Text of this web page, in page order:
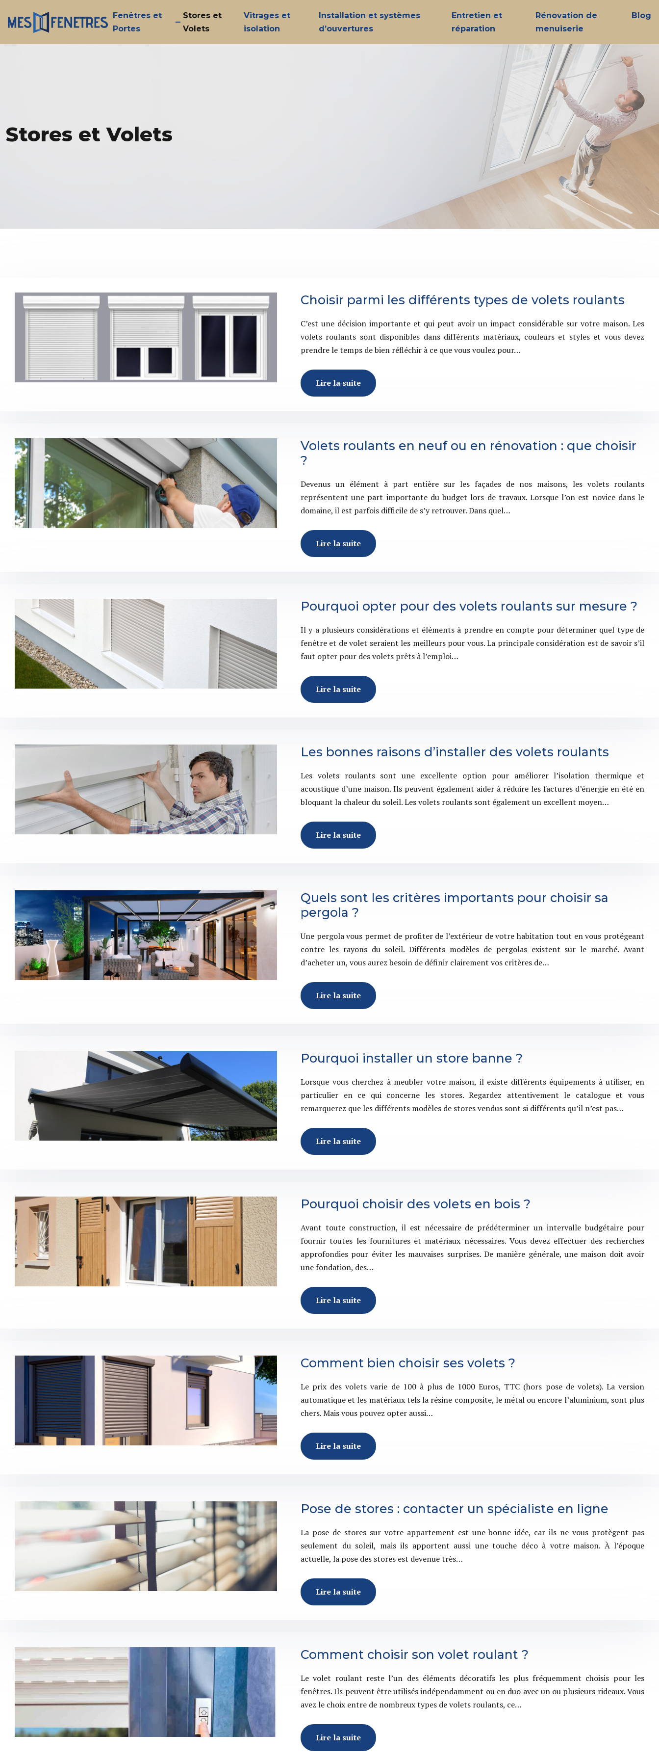
Fenêtres et
Portes
Stores et
Volets
Vitrages et
isolation
Installation et systèmes
d’ouvertures
Entretien et
réparation
Rénovation de
menuiserie
Blog
Stores et Volets
Choisir parmi les différents types de volets roulants
C’est une décision importante et qui peut avoir un impact considérable sur votre maison. Les
volets roulants sont disponibles dans différents matériaux, couleurs et styles et vous devez
prendre le temps de bien réfléchir à ce que vous voulez pour…
Lire la suite
Volets roulants en neuf ou en rénovation : que choisir
?
Devenus un élément à part entière sur les façades de nos maisons, les volets roulants
représentent une part importante du budget lors de travaux. Lorsque l’on est novice dans le
domaine, il est parfois difficile de s’y retrouver. Dans quel…
Lire la suite
Pourquoi opter pour des volets roulants sur mesure ?
Il y a plusieurs considérations et éléments à prendre en compte pour déterminer quel type de
fenêtre et de volet seraient les meilleurs pour vous. La principale considération est de savoir s’il
faut opter pour des volets prêts à l’emploi…
Lire la suite
Les bonnes raisons d’installer des volets roulants
Les volets roulants sont une excellente option pour améliorer l’isolation thermique et
acoustique d’une maison. Ils peuvent également aider à réduire les factures d’énergie en été en
bloquant la chaleur du soleil. Les volets roulants sont également un excellent moyen…
Lire la suite
Quels sont les critères importants pour choisir sa
pergola ?
Une pergola vous permet de profiter de l’extérieur de votre habitation tout en vous protégeant
contre les rayons du soleil. Différents modèles de pergolas existent sur le marché. Avant
d’acheter un, vous aurez besoin de définir clairement vos critères de…
Lire la suite
Pourquoi installer un store banne ?
Lorsque vous cherchez à meubler votre maison, il existe différents équipements à utiliser, en
particulier en ce qui concerne les stores. Regardez attentivement le catalogue et vous
remarquerez que les différents modèles de stores vendus sont si différents qu’il n’est pas…
Lire la suite
Pourquoi choisir des volets en bois ?
Avant toute construction, il est nécessaire de prédéterminer un intervalle budgétaire pour
fournir toutes les fournitures et matériaux nécessaires. Vous devez effectuer des recherches
approfondies pour éviter les mauvaises surprises. De manière générale, une maison doit avoir
une fondation, des…
Lire la suite
Comment bien choisir ses volets ?
Le prix des volets varie de 100 à plus de 1000 Euros, TTC (hors pose de volets). La version
automatique et les matériaux tels la résine composite, le métal ou encore l’aluminium, sont plus
chers. Mais vous pouvez opter aussi…
Lire la suite
Pose de stores : contacter un spécialiste en ligne
La pose de stores sur votre appartement est une bonne idée, car ils ne vous protègent pas
seulement du soleil, mais ils apportent aussi une touche déco à votre maison. À l’époque
actuelle, la pose des stores est devenue très…
Lire la suite
Comment choisir son volet roulant ?
Le volet roulant reste l’un des éléments décoratifs les plus fréquemment choisis pour les
fenêtres. Ils peuvent être utilisés indépendamment ou en duo avec un ou plusieurs rideaux. Vous
avez le choix entre de nombreux types de volets roulants, ce…
Lire la suite